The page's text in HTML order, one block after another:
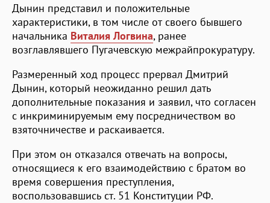
Дынин представил и положительные
характеристики, в том числе от своего бывшего
начальника Виталия Логвина, ранее
возглавлявшего Пугачевскую межрайпрокуратуру.
Размеренный ход процесс прервал Дмитрий
Дынин, который неожиданно решил дать
дополнительные показания и заявил, что согласен
с инкриминируемым ему посредничеством во
взяточничестве и раскаивается.
При этом он отказался отвечать на вопросы,
относящиеся к его взаимодействию с братом во
время совершения преступления,
воспользовавшись ст. 51 Конституции РФ.